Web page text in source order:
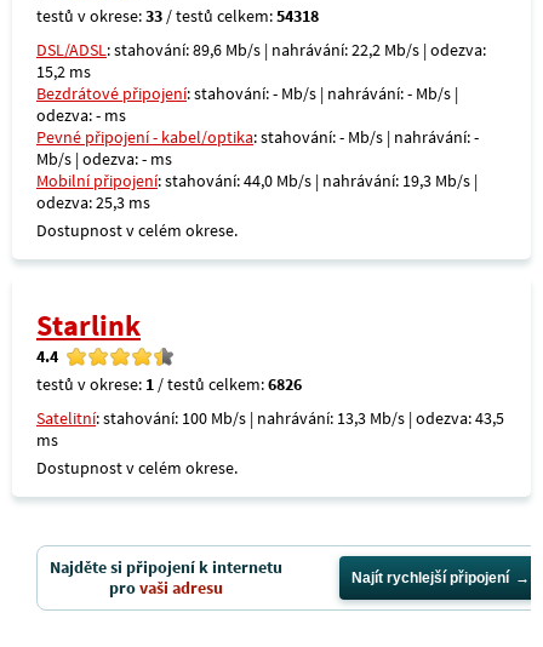
testů v okrese:33 / testů celkem:54318
DSL/ADSL: stahování: 89,6 Mb/s | nahrávání: 22,2 Mb/s | odezva:
15,2 ms
Bezdrátové připojení: stahování: - Mb/s | nahrávání: - Mb/s |
odezva: - ms
Pevné připojení - kabel/optika: stahování: - Mb/s | nahrávání: -
Mb/s | odezva: - ms
Mobilní připojení: stahování: 44,0 Mb/s | nahrávání: 19,3 Mb/s |
odezva: 25,3 ms
Dostupnost v celém okrese.
Starlink
4.4
testů v okrese: 1 / testů celkem:6826
Satelitní: stahování: 100 Mb/s | nahrávání: 13,3 Mb/s | odezva: 43,5
ms
Dostupnost v celém okrese.
Najděte si připojení k internetu
provaši adresu Najít rychlejší připojení